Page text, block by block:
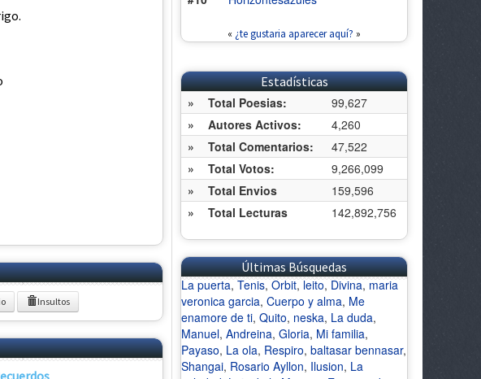
Insultos
« ¿te gustaria aparecer aquí? »
Estadísticas
»
Total Poesias:
99,627
»
Autores Activos:
4,260
»
Total Comentarios:
47,522
»
Total Votos:
9,266,099
»
Total Envios
159,596
»
Total Lecturas 142,892,756
Últimas Búsquedas
La puerta, Tenis, Orbit, leito, Divina, maria
veronica garcia, Cuerpo y alma, Me
enamore de ti, Quito, neska, La duda,
Manuel, Andreina, Gloria, Mi familia,
Payaso, La ola, Respiro, baltasar bennasar,
Shangai, Rosario Ayllon, Ilusion, La